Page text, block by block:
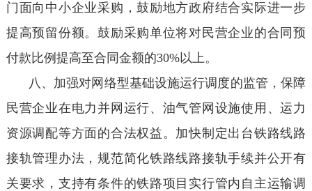
门面向中小企业采购，鼓励地方政府结合实际进一步
提高预留份额。鼓励采购单位将对民营企业的合同预
付款比例提高至合同金额的30%以上。
八、加强对网络型基础设施运行调度的监管，保障
民营企业在电力并网运行、油气管网设施使用、运力
资源调配等方面的合法权益。加快制定出台铁路线路
接轨管理办法，规范简化铁路线路接轨手续并公开有
关要求，支持有条件的铁路项目实行管内自主运输调